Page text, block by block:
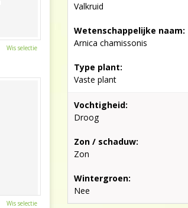
Valkruid
Wetenschappelijke naam:
Arnica chamissonis
Type plant:
Vaste plant
Vochtigheid:
Droog
Zon / schaduw:
Zon
Wintergroen:
Nee
Wis selectie
Wis selectie